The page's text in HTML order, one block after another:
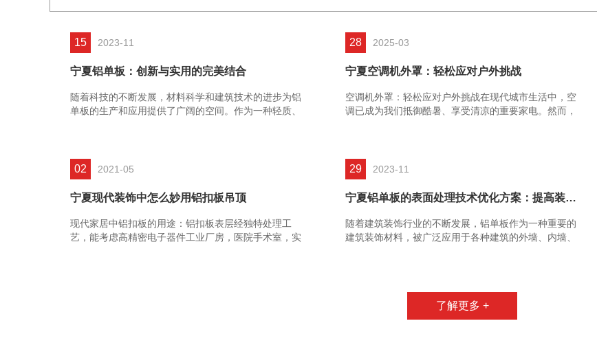
15 2023-11
宁夏铝单板：创新与实用的完美结合
随着科技的不断发展，材料科学和建筑技术的进步为铝
单板的生产和应用提供了广阔的空间。作为一种轻质、
28 2025-03
宁夏空调机外罩：轻松应对户外挑战
空调机外罩：轻松应对户外挑战在现代城市生活中，空
调已成为我们抵御酷暑、享受清凉的重要家电。然而，
02 2021-05
宁夏现代装饰中怎么妙用铝扣板吊顶
现代家居中铝扣板的用途：铝扣板表层经独特处理工
艺，能考虑高精密电子器件工业厂房，医院手术室，实
29 2023-11
宁夏铝单板的表面处理技术优化方案：提高装饰效果和使用寿命的措施
随着建筑装饰行业的不断发展，铝单板作为一种重要的
建筑装饰材料，被广泛应用于各种建筑的外墙、内墙、
了解更多 +